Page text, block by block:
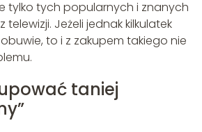
tylko tych popularnych i znanych
telewizji. Jeżeli jednak kilkulatek
to i z zakupem takiego nie
taniej